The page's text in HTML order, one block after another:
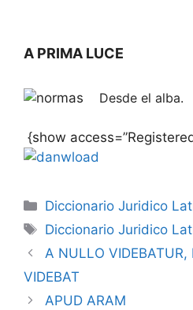
A PRIMA LUCE
Desde el alba.
{show
Categories
Diccionario Juridico
Tags
Diccionario Juridico
A NULLO VIDEBATUR,
VIDEBAT
APUD ARAM